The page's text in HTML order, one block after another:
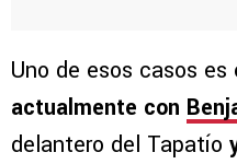
Uno de esos casos es
actualmente con
delantero del Tapatío